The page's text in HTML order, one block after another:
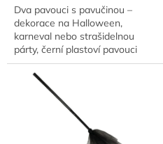
Dva pavouci s pavučinou –
dekorace na Halloween,
karneval nebo strašidelnou
párty, černí plastoví pavouci
se roztahovací pavučinou.